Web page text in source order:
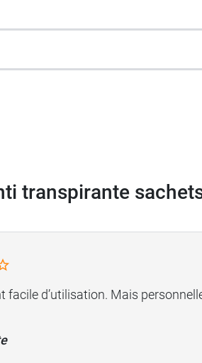
transpirante
facile d’utilisation. Mais